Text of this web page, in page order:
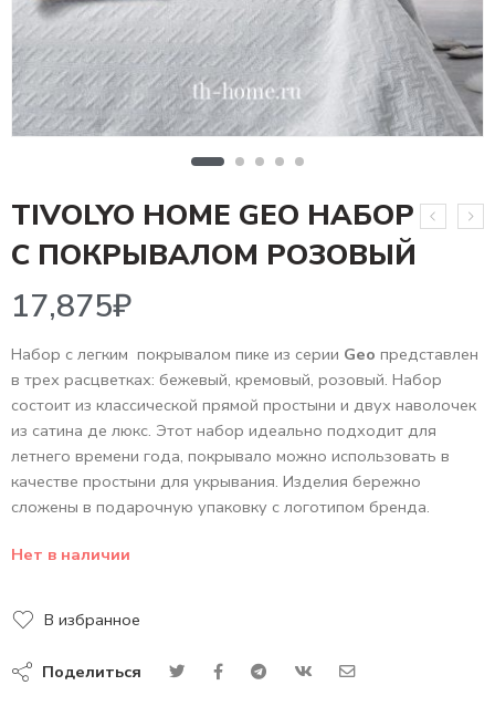
TIVOLYO HOME GEO НАБОР
С ПОКРЫВАЛОМ РОЗОВЫЙ
17,875₽
Набор с легким покрывалом пике из серии Geo представлен
в трех расцветках: бежевый, кремовый, розовый. Набор
состоит из классической прямой простыни и двух наволочек
из сатина де люкс. Этот набор идеально подходит для
летнего времени года, покрывало можно использовать в
качестве простыни для укрывания. Изделия бережно
сложены в подарочную упаковку с логотипом бренда.
Нет в наличии
В избранное
Поделиться